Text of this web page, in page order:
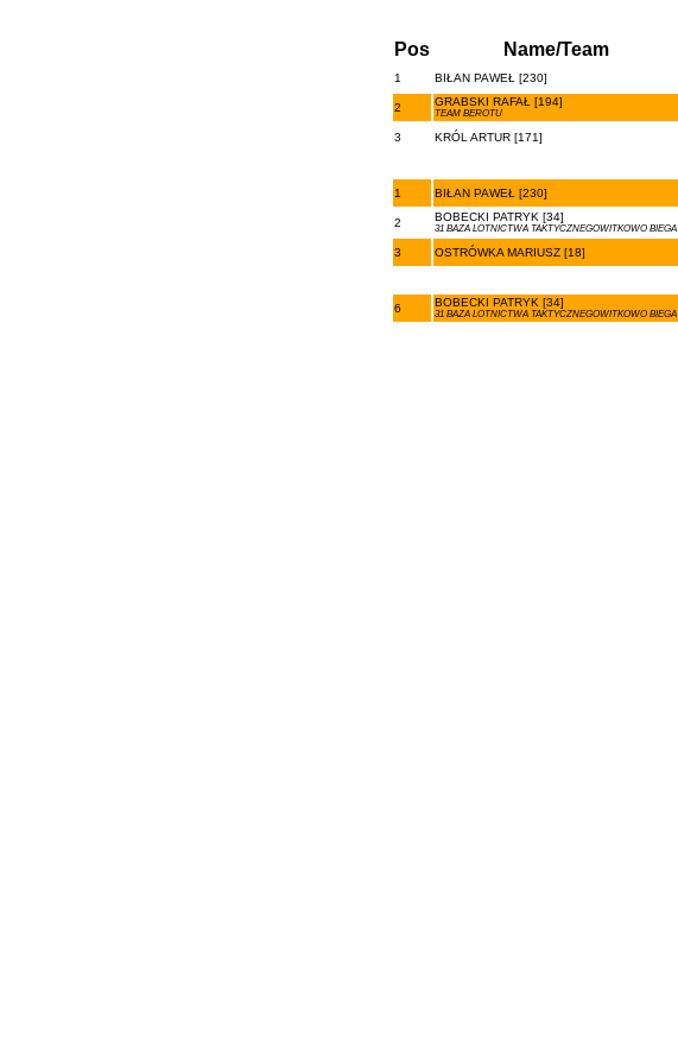
Pos
Name/Team
1 BIŁAN PAWEŁ [230]
2 GRABSKI RAFAŁ [194]
TEAM BEROTU
3 KRÓL ARTUR [171]
1 BIŁAN PAWEŁ [230]
2 BOBECKI PATRYK [34]
31 BAZA LOTNICTWA TAKTYCZNEGOWITKOWO BIEGA
3 OSTRÓWKA MARIUSZ [18]
6 BOBECKI PATRYK [34]
31 BAZA LOTNICTWA TAKTYCZNEGOWITKOWO BIEGA